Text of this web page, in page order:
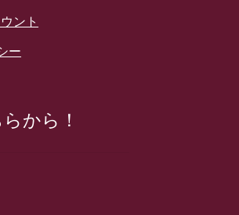
ント
ー
から！